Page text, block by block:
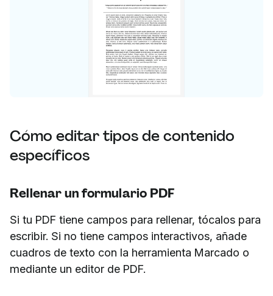
Cómo editar tipos de contenido
específicos
Rellenar un formulario PDF
Si tu PDF tiene campos para rellenar, tócalos para
escribir. Si no tiene campos interactivos, añade
cuadros de texto con la herramienta Marcado o
mediante un editor de PDF.